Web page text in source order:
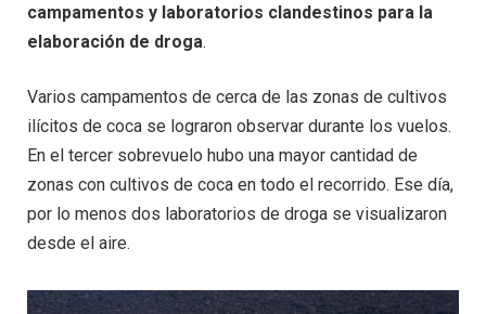
campamentos y laboratorios clandestinos para la
elaboración de droga.
Varios campamentos de cerca de las zonas de cultivos
ilícitos de coca se lograron observar durante los vuelos.
En el tercer sobrevuelo hubo una mayor cantidad de
zonas con cultivos de coca en todo el recorrido. Ese día,
por lo menos dos laboratorios de droga se visualizaron
desde el aire.